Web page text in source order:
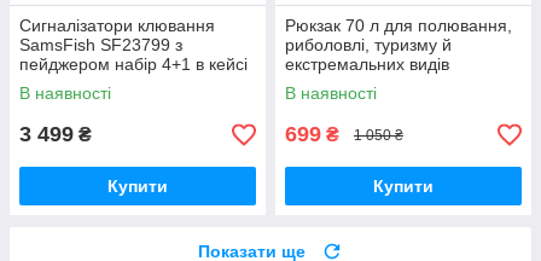
Сигналізатори клювання
SamsFish SF23799 з
пейджером набір 4+1 в кейсі
В наявності
3 499 ₴
Купити
Рюкзак 70 л для полювання,
риболовлі, туризму й
екстремальних видів
відпочинку чорний
В наявності
699 ₴ 1 050 ₴
Купити
Показати ще